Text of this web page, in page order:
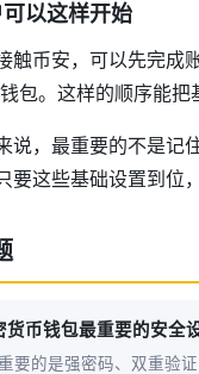
以这样开始
触币安，可以先完成
包。这样的顺序能
说，最重要的不是记
要这些基础设置到
货币钱包最重要的安全
要的是强密码、双重验